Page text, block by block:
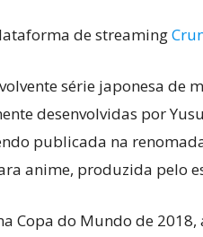
de streaming
série japonesa de
desenvolvidas por
publicada na
anime, produzida pelo
Copa do Mundo de